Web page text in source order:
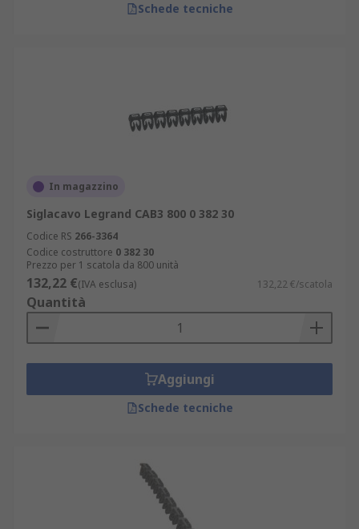
Schede tecniche
In magazzino
Siglacavo Legrand CAB3 800 0 382 30
Codice RS 266-3364
Codice costruttore 0 382 30
Prezzo per 1 scatola da 800 unità
132,22 €(IVA esclusa) 132,22 €/scatola
Quantità
Aggiungi
Schede tecniche